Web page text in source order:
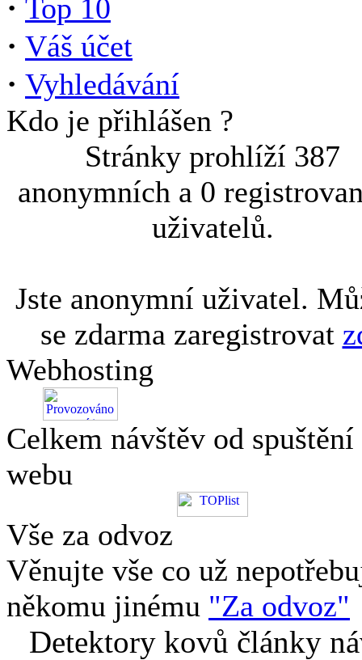
· Top 10
· Váš účet
· Vyhledávání
Kdo je přihlášen ?
Stránky prohlíží 387
anonymních a 0
uživatelů.
Jste anonymní uživatel.
se zdarma zaregistrovat
Webhosting
Celkem návštěv od spuštění
webu
Vše za odvoz
Věnujte vše co už
někomu jinému "Za odvoz"
Detektory kovů články